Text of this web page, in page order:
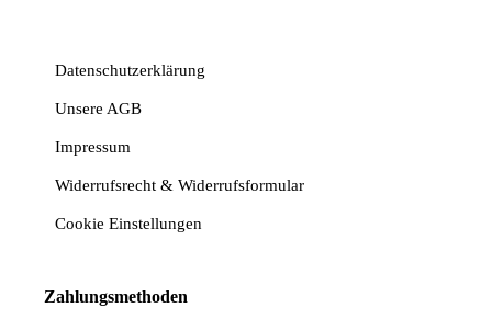
Datenschutzerklärung
Unsere AGB
Impressum
Widerrufsrecht & Widerrufsformular
Cookie Einstellungen
Zahlungsmethoden